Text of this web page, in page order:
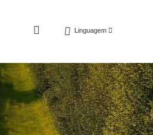
Linguagem